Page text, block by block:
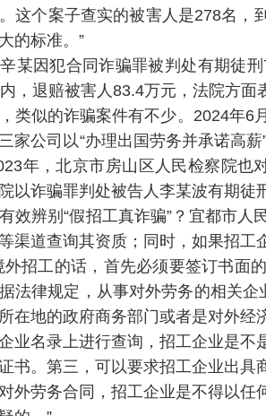
这个案子查实的被害人是278名，
的标准。”
某因犯合同诈骗罪被判处有期徒
，退赔被害人83.4万元，法院方面
类似的诈骗案件有不少。2024年6
家公司以“办理出国劳务并承诺高
年，北京市房山区人民检察院也
以诈骗罪判处被告人李某波有期徒
效辨别“假招工真诈骗”？宜都市
渠道查询其资质；同时，如果招工
外招工的话，首先必须要签订书面
法律规定，从事对外劳务的相关
在地的政府商务部门或者是对外
业名录上进行查询，招工企业是
书。第三，可以要求招工企业出
外劳务合同，招工企业是不得以任